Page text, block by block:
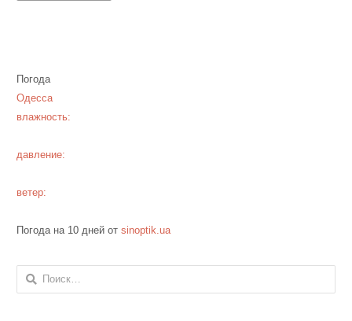
Погода
Одесса
влажность:
давление:
ветер:
Погода на 10 дней от sinoptik.ua
Найти: